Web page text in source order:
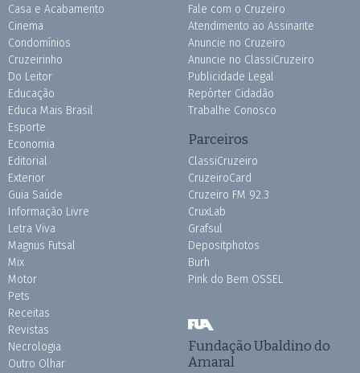
Casa e Acabamento
Cinema
Condomínios
Cruzeirinho
Do Leitor
Educação
Educa Mais Brasil
Esporte
Economia
Editorial
Exterior
Guia Saúde
Informação Livre
Letra Viva
Magnus Futsal
Mix
Motor
Pets
Receitas
Revistas
Necrologia
Outro Olhar
Fale com o Cruzeiro
Atendimento ao Assinante
Anuncie no Cruzeiro
Anuncie no ClassiCruzeiro
Publicidade Legal
Repórter Cidadão
Trabalhe Conosco
Parceiros
ClassiCruzeiro
CruzeiroCard
Cruzeiro FM 92.3
CruxLab
Grafsul
Depositphotos
Burh
Pink do Bem OSSEL
Fundação Ubaldino do
Amaral